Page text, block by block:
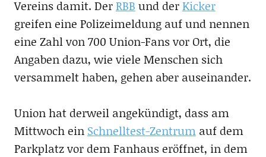
Vereins damit. DerRBB und derKicker
greifen eine Polizeimeldung auf und nennen
eine Zahl von 700 Union-Fans vor Ort, die
Angaben dazu, wie viele Menschen sich
versammelt haben, gehen aber auseinander.
Union hat derweil angekündigt, dass am
Mittwoch ein Schnelltest-Zentrumauf dem
Parkplatz vor dem Fanhaus eröffnet, in dem